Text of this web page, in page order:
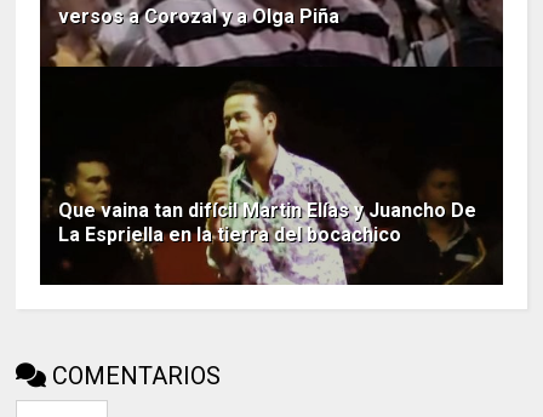
versos a Corozal y a Olga Piña
Que vaina tan difícil Martin Elías y Juancho De
La Espriella en la tierra del bocachico
COMENTARIOS